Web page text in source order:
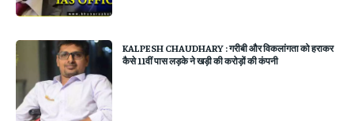
KALPESH CHAUDHARY : गरीबी और विकलांगता को हराकर
कैसे 11वीं पास लड़के ने खड़ी की करोड़ों की कंपनी